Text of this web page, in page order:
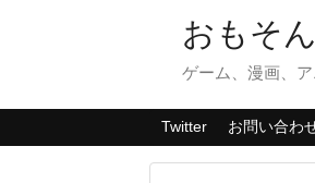
おもそん
ゲーム、漫画、
Twitter お問い合わ